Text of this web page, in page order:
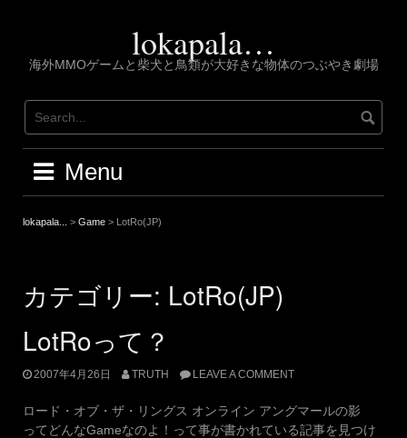
lokapala…
海外MMOゲームと柴犬と鳥類が大好きな物体のつぶやき劇場
Menu
lokapala... > Game > LotRo(JP)
カテゴリー: LotRo(JP)
LotRoって？
2007年4月26日 TRUTH LEAVE A COMMENT
ロード・オブ・ザ・リングス オンライン アングマールの影
ってどんなGameなのよ！って事が書かれている記事を見つけ